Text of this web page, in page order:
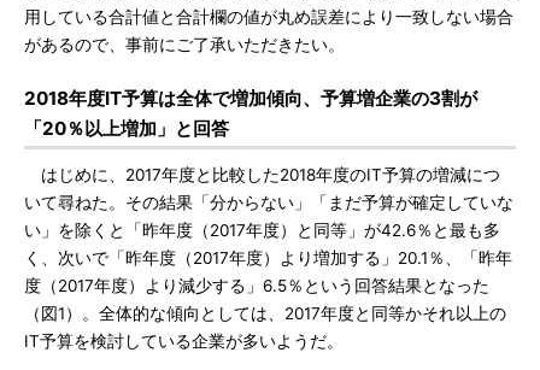
用している合計値と合計欄の値が丸め誤差により一致しない場合
があるので、事前にご了承いただきたい。
2018年度IT予算は全体で増加傾向、予算増企業の3割が
「20％以上増加」と回答
はじめに、2017年度と比較した2018年度のIT予算の増減につ
いて尋ねた。その結果「分からない」「まだ予算が確定していな
い」を除くと「昨年度（2017年度）と同等」が42.6％と最も多
く、次いで「昨年度（2017年度）より増加する」20.1％、「昨年
度（2017年度）より減少する」6.5％という回答結果となった
（図1）。全体的な傾向としては、2017年度と同等かそれ以上の
IT予算を検討している企業が多いようだ。